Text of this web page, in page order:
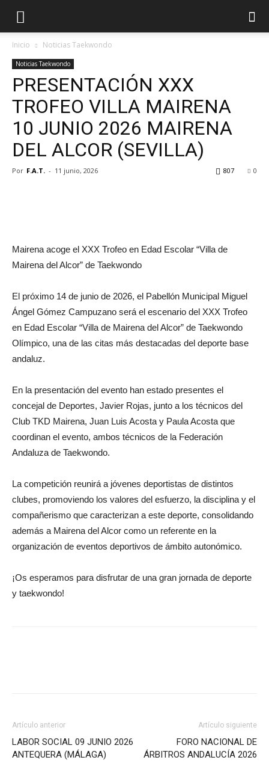
Inicio Noticias Taekwondo
Noticias Taekwondo
PRESENTACIÓN XXX
TROFEO VILLA MAIRENA
10 JUNIO 2026 MAIRENA
DEL ALCOR (SEVILLA)
Por F.A.T. - 11 junio, 2026 0
807
Mairena acoge el XXX Trofeo en Edad Escolar “Villa de
Mairena del Alcor” de Taekwondo
El próximo 14 de junio de 2026, el Pabellón Municipal Miguel
Ángel Gómez Campuzano será el escenario del XXX Trofeo
en Edad Escolar “Villa de Mairena del Alcor” de Taekwondo
Olímpico, una de las citas más destacadas del deporte base
andaluz.
En la presentación del evento han estado presentes el
concejal de Deportes, Javier Rojas, junto a los técnicos del
Club TKD Mairena, Juan Luis Acosta y Paula Acosta que
coordinan el evento, ambos técnicos de la Federación
Andaluza de Taekwondo.
La competición reunirá a jóvenes deportistas de distintos
clubes, promoviendo los valores del esfuerzo, la disciplina y el
compañerismo que caracterizan a este deporte, consolidando
además a Mairena del Alcor como un referente en la
organización de eventos deportivos de ámbito autonómico.
¡Os esperamos para disfrutar de una gran jornada de deporte
y taekwondo!
Artículo anterior
LABOR SOCIAL 09 JUNIO 2026
ANTEQUERA (MÁLAGA)
Artículo siguiente
FORO NACIONAL DE
ÁRBITROS ANDALUCÍA 2026